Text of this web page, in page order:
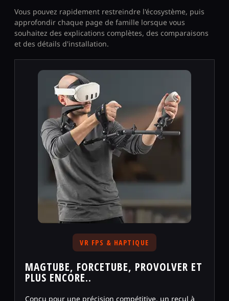
Vous pouvez rapidement restreindre l'écosystème, puis
approfondir chaque page de famille lorsque vous
souhaitez des explications complètes, des comparaisons
et des détails d'installation.
VR FPS & HAPTIQUE
MAGTUBE, FORCETUBE, PROVOLVER ET
PLUS ENCORE..
Conçu pour une précision compétitive, un recul à